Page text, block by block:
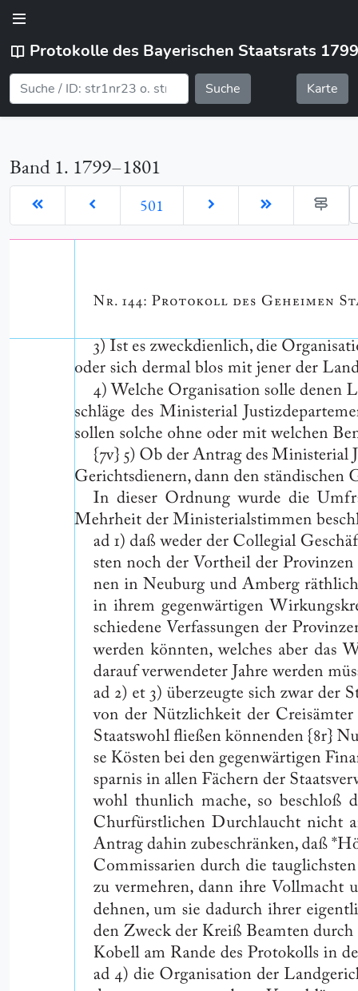
Protokolle des Bayerischen Staatsrats
Suche Karte
Band 1. 1799–1801
501